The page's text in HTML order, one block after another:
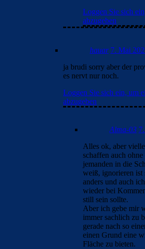
Loggen Sie sich
abzugeben
hauar 7. Mai
ja brudi sorry aber der
es nervt nur noch.
Loggen Sie sich ein, um
abzugeben
Alma-03
Alles ok, aber
schaffen auch
jemanden in die
weiß, ignorieren ist
anders und auch
wieder bei
still sein sollte.
Aber ich gebe mir
immer sachlich zu
gerade nach so
einen Grund eine
Fläche zu bieten.